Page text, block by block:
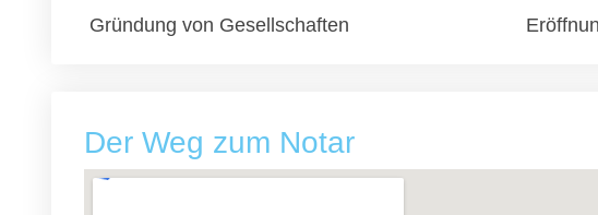
Gründung von Gesellschaften
Der Weg zum Notar